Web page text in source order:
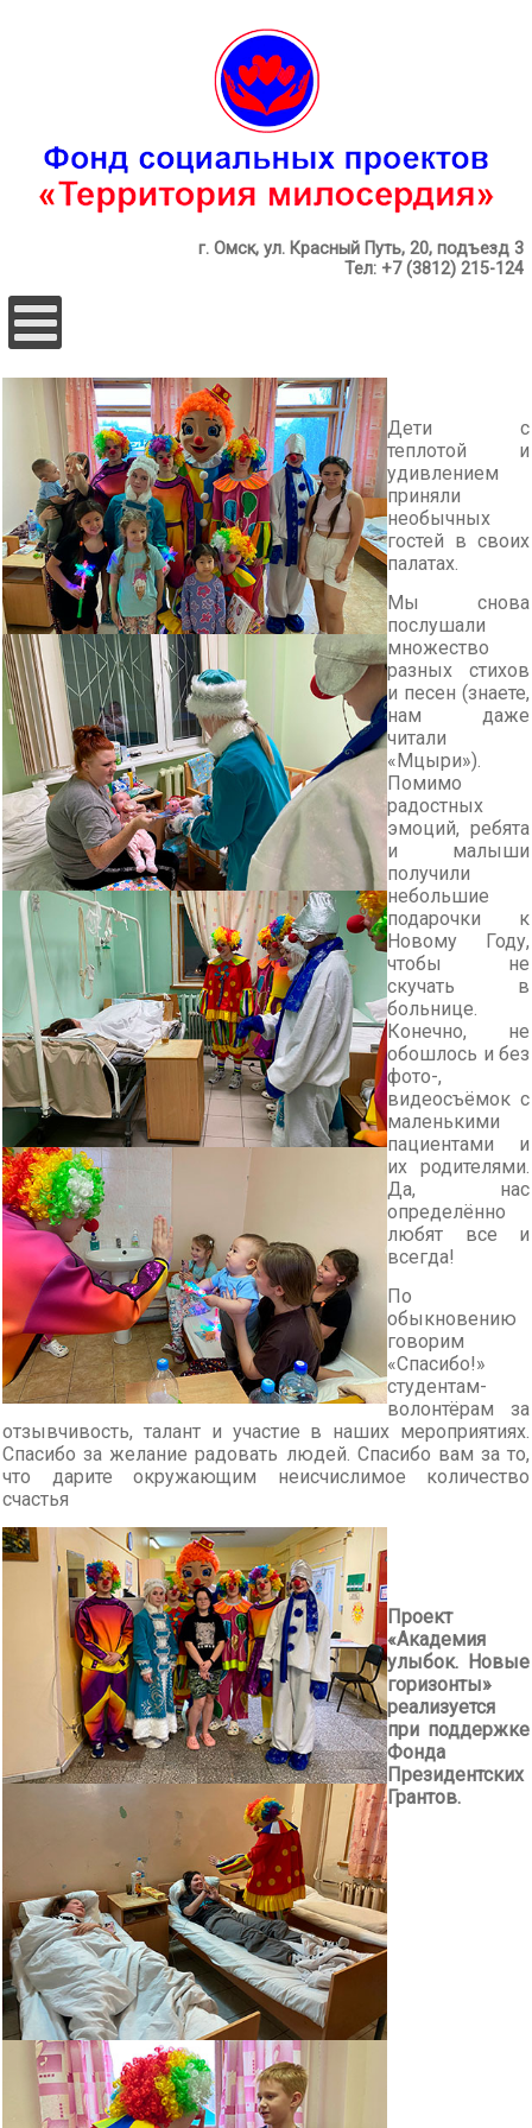
г. Омск, ул. Красный Путь, 20, подъезд 3
Тел: +7 (3812) 215-124
Дети с
теплотой и
удивлением
приняли
необычных
гостей в своих
палатах.
Мы снова
послушали
множество
разных стихов
и песен (знаете,
нам даже
читали
«Мцыри»).
Помимо
радостных
эмоций, ребята
и малыши
получили
небольшие
подарочки к
Новому Году,
чтобы не
скучать в
больнице.
Конечно, не
обошлось и без
фото-,
видеосъёмок с
маленькими
пациентами и
их родителями.
Да, нас
определённо
любят все и
всегда!
По
обыкновению
говорим
«Спасибо!»
студентам-
волонтёрам за
отзывчивость, талант и участие в наших мероприятиях.
Спасибо за желание радовать людей. Спасибо вам за то,
что дарите окружающим неисчислимое количество
счастья
Проект
«Академия
улыбок. Новые
горизонты»
реализуется
при поддержке
Фонда
Президентских
Грантов.